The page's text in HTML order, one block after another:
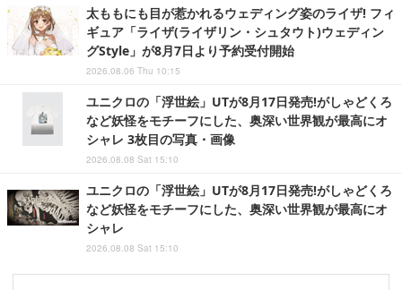
太ももにも目が惹かれるウェディング姿のライザ! フィ
ギュア「ライザ(ライザリン・シュタウト)ウェディン
グStyle」が8月7日より予約受付開始
2026.08.06 Thu 10:15
ユニクロの「浮世絵」UTが8月17日発売!がしゃどくろ
など妖怪をモチーフにした、奥深い世界観が最高にオ
シャレ 3枚目の写真・画像
2026.08.08 Sat 15:10
ユニクロの「浮世絵」UTが8月17日発売!がしゃどくろ
など妖怪をモチーフにした、奥深い世界観が最高にオ
シャレ
2026.08.08 Sat 15:10